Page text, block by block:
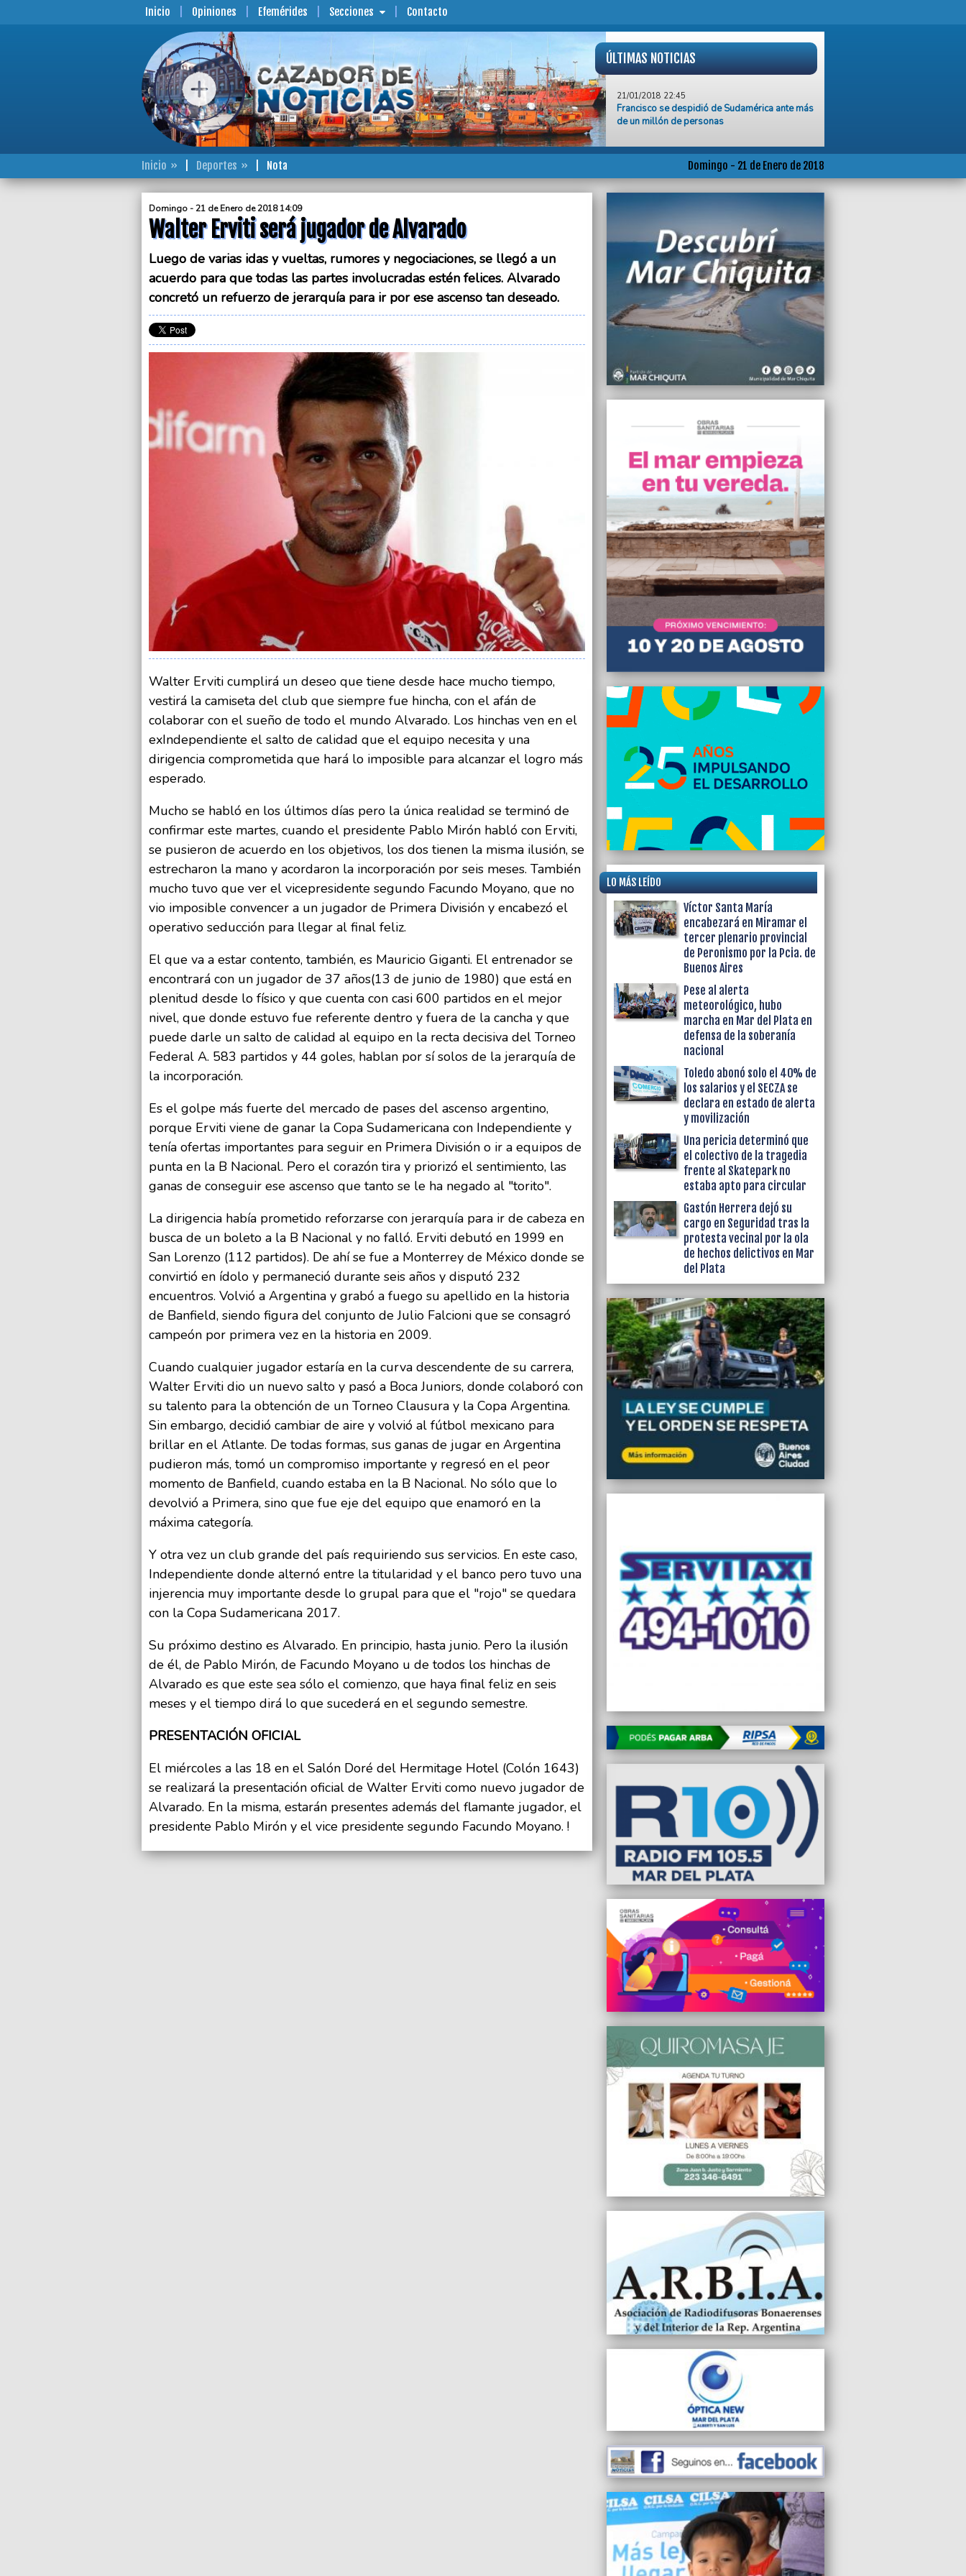
Inicio Opiniones Efemérides Secciones Contacto
ÚLTIMAS NOTICIAS
Francisco se despidió de Sudamérica ante más
de un millón de personas
Secuestran drogas, alcohol y cuchillos en la
previa del Superclásico en Mar del plata
Jockey de Rosario bicampeón
Walter Erviti será jugador de Alvarado
21/01/2018 13:09
El intendente Arroyo se reunió con el ministro
Rogelio Frigerio
21/01/2018 12:35
Eduardo Taddei y Josefina García Navarro
ganaron “"Entre Dos Escolleras”
21/01/2018 06:25
"Mi hermana está desaparecida"
Ante 200 mil fieles el Papa pidió terminar con
la plaga del femicidio
20/01/2018 23:45
Tras allanamiento policial impiden ritual
chamánico con sustancias alucinógenas en
Mar del Plata
20/01/2018 23:42
Peñarol se quedó con el clásico
Domingo - 21 de Enero de 2018
Inicio Deportes Nota
Domingo - 21 de Enero de 2018 14:09
Walter Erviti será jugador de Alvarado
Luego de varias idas y vueltas, rumores y negociaciones, se llegó a un
acuerdo para que todas las partes involucradas estén felices. Alvarado
concretó un refuerzo de jerarquía para ir por ese ascenso tan deseado.
Walter Erviti cumplirá un deseo que tiene desde hace mucho tiempo,
vestirá la camiseta del club que siempre fue hincha, con el afán de
colaborar con el sueño de todo el mundo Alvarado. Los hinchas ven en el
exIndependiente el salto de calidad que el equipo necesita y una
dirigencia comprometida que hará lo imposible para alcanzar el logro más
esperado.
Mucho se habló en los últimos días pero la única realidad se terminó de
confirmar este martes, cuando el presidente Pablo Mirón habló con Erviti,
se pusieron de acuerdo en los objetivos, los dos tienen la misma ilusión, se
estrecharon la mano y acordaron la incorporación por seis meses. También
mucho tuvo que ver el vicepresidente segundo Facundo Moyano, que no
vio imposible convencer a un jugador de Primera División y encabezó el
operativo seducción para llegar al final feliz.
El que va a estar contento, también, es Mauricio Giganti. El entrenador se
encontrará con un jugador de 37 años(13 de junio de 1980) que está en
plenitud desde lo físico y que cuenta con casi 600 partidos en el mejor
nivel, que donde estuvo fue referente dentro y fuera de la cancha y que
puede darle un salto de calidad al equipo en la recta decisiva del Torneo
Federal A. 583 partidos y 44 goles, hablan por sí solos de la jerarquía de
la incorporación.
Es el golpe más fuerte del mercado de pases del ascenso argentino,
porque Erviti viene de ganar la Copa Sudamericana con Independiente y
tenía ofertas importantes para seguir en Primera División o ir a equipos de
punta en la B Nacional. Pero el corazón tira y priorizó el sentimiento, las
ganas de conseguir ese ascenso que tanto se le ha negado al "torito".
La dirigencia había prometido reforzarse con jerarquía para ir de cabeza en
busca de un boleto a la B Nacional y no falló. Erviti debutó en 1999 en
San Lorenzo (112 partidos). De ahí se fue a Monterrey de México donde se
convirtió en ídolo y permaneció durante seis años y disputó 232
encuentros. Volvió a Argentina y grabó a fuego su apellido en la historia
de Banfield, siendo figura del conjunto de Julio Falcioni que se consagró
campeón por primera vez en la historia en 2009.
Cuando cualquier jugador estaría en la curva descendente de su carrera,
Walter Erviti dio un nuevo salto y pasó a Boca Juniors, donde colaboró con
su talento para la obtención de un Torneo Clausura y la Copa Argentina.
Sin embargo, decidió cambiar de aire y volvió al fútbol mexicano para
brillar en el Atlante. De todas formas, sus ganas de jugar en Argentina
pudieron más, tomó un compromiso importante y regresó en el peor
momento de Banfield, cuando estaba en la B Nacional. No sólo que lo
devolvió a Primera, sino que fue eje del equipo que enamoró en la
máxima categoría.
Y otra vez un club grande del país requiriendo sus servicios. En este caso,
Independiente donde alternó entre la titularidad y el banco pero tuvo una
injerencia muy importante desde lo grupal para que el "rojo" se quedara
con la Copa Sudamericana 2017.
Su próximo destino es Alvarado. En principio, hasta junio. Pero la ilusión
de él, de Pablo Mirón, de Facundo Moyano u de todos los hinchas de
Alvarado es que este sea sólo el comienzo, que haya final feliz en seis
meses y el tiempo dirá lo que sucederá en el segundo semestre.
PRESENTACIÓN OFICIAL
El miércoles a las 18 en el Salón Doré del Hermitage Hotel (Colón 1643)
se realizará la presentación oficial de Walter Erviti como nuevo jugador de
Alvarado. En la misma, estarán presentes además del flamante jugador, el
presidente Pablo Mirón y el vice presidente segundo Facundo Moyano. !
LO MÁS LEÍDO
Víctor Santa María
encabezará en Miramar el
tercer plenario provincial
de Peronismo por la Pcia. de
Buenos Aires
Pese al alerta
meteorológico, hubo
marcha en Mar del Plata en
defensa de la soberanía
nacional
Toledo abonó solo el 40% de
los salarios y el SECZA se
declara en estado de alerta
y movilización
Una pericia determinó que
el colectivo de la tragedia
frente al Skatepark no
estaba apto para circular
Gastón Herrera dejó su
cargo en Seguridad tras la
protesta vecinal por la ola
de hechos delictivos en Mar
del Plata